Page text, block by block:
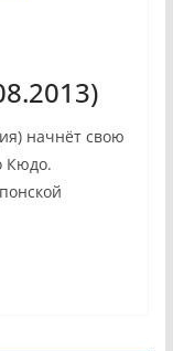
начнёт свою
Кюдо.